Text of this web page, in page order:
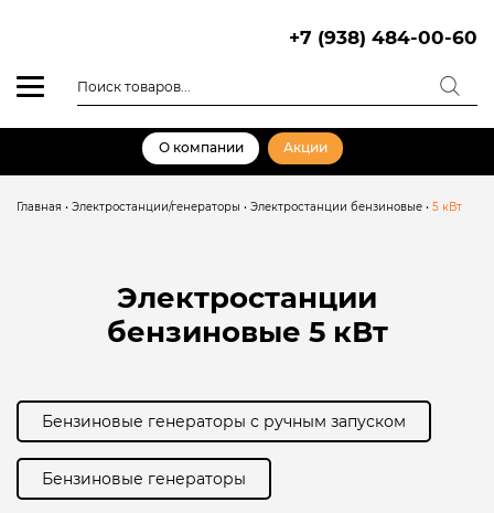
+7 (938) 484-00-60
товаров
О компании Акции
Главная • Электростанции/генераторы • Электростанции бензиновые • 5 кВт
Электростанции
бензиновые 5 кВт
Бензиновые генераторы с ручным запуском
Бензиновые генераторы